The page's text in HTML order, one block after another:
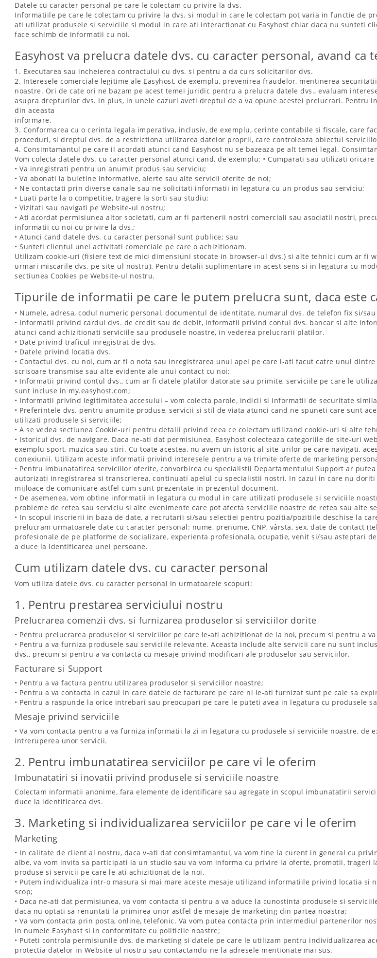
Datele cu caracter personal pe care le colectam cu privire la dvs.
Informatiile pe care le colectam cu privire la dvs. si modul in care le colectam pot varia in functie de
ati utilizat produsele si serviciile si modul in care ati interactionat cu Easyhost chiar daca nu sunteti
face schimb de informatii cu noi.
Easyhost va prelucra datele dvs. cu caracter personal, avand ca
1. Executarea sau incheierea contractului cu dvs. si pentru a da curs solicitarilor dvs.
2. Interesele comerciale legitime ale Easyhost, de exemplu, prevenirea fraudelor, mentinerea
noastre. Ori de cate ori ne bazam pe acest temei juridic pentru a prelucra datele dvs., evaluam
asupra drepturilor dvs. In plus, in unele cazuri aveti dreptul de a va opune acestei prelucrari. Pentru
din aceasta
informare.
3. Conformarea cu o cerinta legala imperativa, inclusiv, de exemplu, cerinte contabile si fiscale, care
proceduri, si dreptul dvs. de a restrictiona utilizarea datelor proprii, care controleaza obiectul
4. Consimtamantul pe care il acordati atunci cand Easyhost nu se bazeaza pe alt temei legal.
Vom colecta datele dvs. cu caracter personal atunci cand, de exemplu: • Cumparati sau utilizati
• Va inregistrati pentru un anumit produs sau serviciu;
• Va abonati la buletine informative, alerte sau alte servicii oferite de noi;
• Ne contactati prin diverse canale sau ne solicitati informatii in legatura cu un produs sau serviciu;
• Luati parte la o competitie, tragere la sorti sau studiu;
• Vizitati sau navigati pe Website-ul nostru;
• Ati acordat permisiunea altor societati, cum ar fi partenerii nostri comerciali sau asociatii nostri,
informatii cu noi cu privire la dvs.;
• Atunci cand datele dvs. cu caracter personal sunt publice; sau
• Sunteti clientul unei activitati comerciale pe care o achizitionam.
Utilizam cookie-uri (fisiere text de mici dimensiuni stocate in browser-ul dvs.) si alte tehnici cum ar fi
urmari miscarile dvs. pe site-ul nostru). Pentru detalii suplimentare in acest sens si in legatura cu
sectiunea Cookies pe Website-ul nostru.
Tipurile de informatii pe care le putem prelucra sunt, daca este
• Numele, adresa, codul numeric personal, documentul de identitate, numarul dvs. de telefon fix si/
• Informatii privind cardul dvs. de credit sau de debit, informatii privind contul dvs. bancar si alte
atunci cand achizitionati serviciile sau produsele noastre, in vederea prelucrarii platilor.
• Date privind traficul inregistrat de dvs.
• Datele privind locatia dvs.
• Contactul dvs. cu noi, cum ar fi o nota sau inregistrarea unui apel pe care l-ati facut catre unul
scrisoare transmise sau alte evidente ale unui contact cu noi;
• Informatii privind contul dvs., cum ar fi datele platilor datorate sau primite, serviciile pe care le
sunt incluse in my.easyhost.com;
• Informatii privind legitimitatea accesului – vom colecta parole, indicii si informatii de securitate
• Preferintele dvs. pentru anumite produse, servicii si stil de viata atunci cand ne spuneti care sunt
utilizati produsele si serviciile;
• A se vedea sectiunea Cookie-uri pentru detalii privind ceea ce colectam utilizand cookie-uri si alte
• Istoricul dvs. de navigare. Daca ne-ati dat permisiunea, Easyhost colecteaza categoriile de site-uri
exemplu sport, muzica sau stiri. Cu toate acestea, nu avem un istoric al site-urilor pe care navigati,
conexiunii. Utilizam aceste informatii privind interesele pentru a va trimite oferte de marketing
• Pentru imbunatatirea serviciilor oferite, convorbirea cu specialistii Departamentului Support ar
autorizati inregistrarea si transcrierea, continuati apelul cu specialistii nostri. In cazul in care nu
mijloace de comunicare astfel cum sunt prezentate in prezentul document.
• De asemenea, vom obtine informatii in legatura cu modul in care utilizati produsele si serviciile
probleme de retea sau serviciu si alte evenimente care pot afecta serviciile noastre de retea sau
• In scopul inscrierii in baza de date, a recrutarii si/sau selectiei pentru pozitia/pozitiile deschise la
prelucram urmatoarele date cu caracter personal: nume, prenume, CNP, vârsta, sex, date de contact
profesionale de pe platforme de socializare, experienta profesionala, ocupatie, venit si/sau asteptari
a duce la identificarea unei persoane.
Cum utilizam datele dvs. cu caracter personal
Vom utiliza datele dvs. cu caracter personal in urmatoarele scopuri:
1. Pentru prestarea serviciului nostru
Prelucrarea comenzii dvs. si furnizarea produselor si serviciilor dorite
• Pentru prelucrarea produselor si serviciilor pe care le-ati achizitionat de la noi, precum si pentru a
• Pentru a va furniza produsele sau serviciile relevante. Aceasta include alte servicii care nu sunt
dvs., precum si pentru a va contacta cu mesaje privind modificari ale produselor sau serviciilor.
Facturare si Support
• Pentru a va factura pentru utilizarea produselor si serviciilor noastre;
• Pentru a va contacta in cazul in care datele de facturare pe care ni le-ati furnizat sunt pe cale sa
• Pentru a raspunde la orice intrebari sau preocupari pe care le puteti avea in legatura cu produsele
Mesaje privind serviciile
• Va vom contacta pentru a va furniza informatii la zi in legatura cu produsele si serviciile noastre,
intreruperea unor servicii.
2. Pentru imbunatatirea serviciilor pe care vi le oferim
Imbunatatiri si inovatii privind produsele si serviciile noastre
Colectam informatii anonime, fara elemente de identificare sau agregate in scopul imbunatatirii
duce la identificarea dvs.
3. Marketing si individualizarea serviciilor pe care vi le oferim
Marketing
• In calitate de client al nostru, daca v-ati dat consimtamantul, va vom tine la curent in general cu
albe, va vom invita sa participati la un studio sau va vom informa cu privire la oferte, promotii,
produse si servicii pe care le-ati achizitionat de la noi.
• Putem individualiza intr-o masura si mai mare aceste mesaje utilizand informatiile privind locatia si
scop;
• Daca ne-ati dat permisiunea, va vom contacta si pentru a va aduce la cunostinta produsele si
daca nu optati sa renuntati la primirea unor astfel de mesaje de marketing din partea noastra;
• Va vom contacta prin posta, online, telefonic. Va vom putea contacta prin intermediul partenerilor
in numele Easyhost si in conformitate cu politicile noastre;
• Puteti controla permisiunile dvs. de marketing si datele pe care le utilizam pentru individualizarea
protectia datelor in Website-ul nostru sau contactandu-ne la adresele mentionate mai sus.